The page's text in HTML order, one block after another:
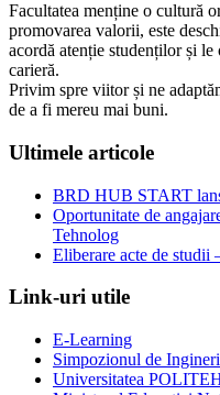
Facultatea menține o cultură
promovarea valorii, este
acordă atenție studenților și
carieră.
Privim spre viitor și ne
de a fi mereu mai buni.
Ultimele articole
BRD HUB START
Oportunitate de
Tehnolog
Eliberare acte de studii
Link-uri utile
E-Learning
Simpozionul de
Universitatea